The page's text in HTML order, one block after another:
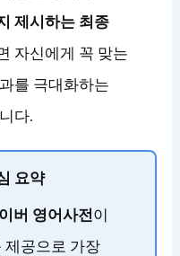
제시하는 최종
자신에게 꼭 맞는
를 극대화하는
다.
요약
버 영어사전이
제공으로 가장